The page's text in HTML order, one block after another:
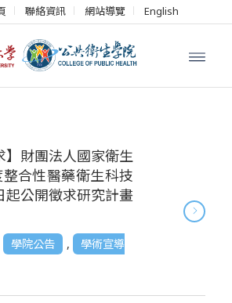
聯絡資訊 網站導覽 English
】財團法人國家衛生
合性醫藥衛生科技
起公開徵求研究計畫
學院公告 ,
學術宣導